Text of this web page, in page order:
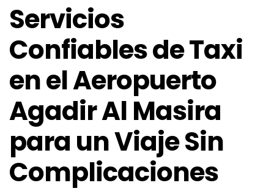
Servicios
Confiables de Taxi
en el Aeropuerto
Agadir Al Masira
para un Viaje Sin
Complicaciones